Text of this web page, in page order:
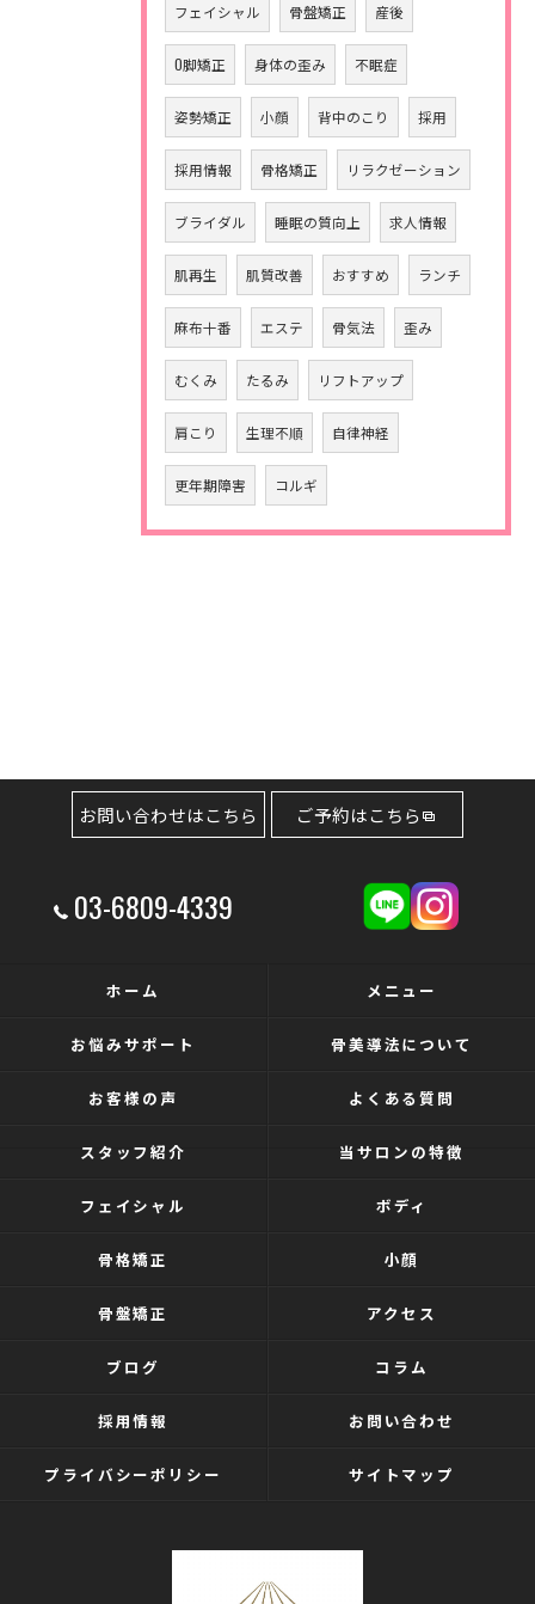
フェイシャル 骨盤矯正 産後
O脚矯正 身体の歪み 不眠症
姿勢矯正 小顔 背中のこり 採用
採用情報 骨格矯正 リラクゼーション
ブライダル 睡眠の質向上 求人情報
肌再生 肌質改善 おすすめ ランチ
麻布十番 エステ 骨気法 歪み
むくみ たるみ リフトアップ
肩こり 生理不順 自律神経
更年期障害 コルギ
03-6809-4339
お問い合わせはこちら ご予約はこちら
ホーム メニュー
お悩みサポート 骨美導法について
お客様の声 よくある質問
スタッフ紹介 当サロンの特徴
フェイシャル ボディ
骨格矯正 小顔
骨盤矯正 アクセス
ブログ コラム
採用情報 お問い合わせ
プライバシーポリシー サイトマップ